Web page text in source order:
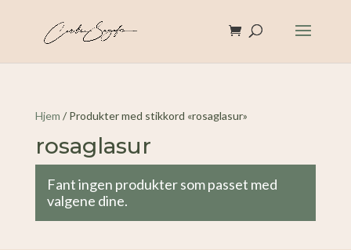
Hjem / Produkter med stikkord «rosaglasur»
rosaglasur
Fant ingen produkter som passet med
valgene dine.